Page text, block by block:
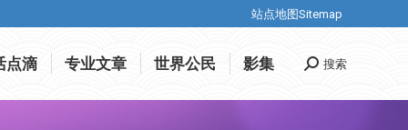
站点地图Sitemap
点滴 专业文章 世界公民 影集 Search:
搜索
站点地图Sitemap
点滴 专业文章 世界公民 影集 Search:
搜索